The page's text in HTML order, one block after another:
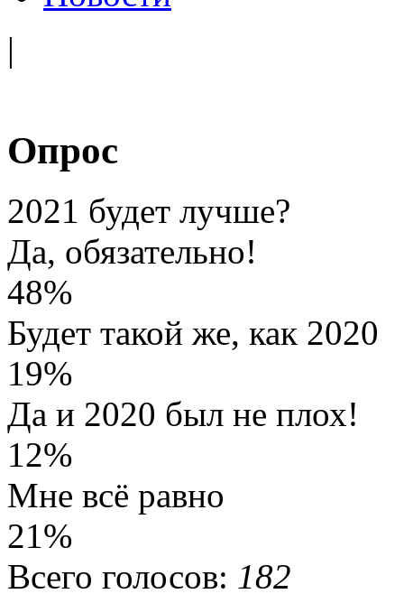
|
Опрос
2021 будет лучше?
Да, обязательно!
48%
Будет такой же, как 2020
19%
Да и 2020 был не плох!
12%
Мне всё равно
21%
Всего голосов: 182